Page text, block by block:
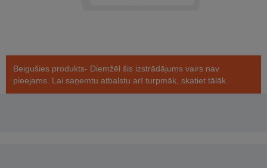
Beigušies produkts- Diemžēl šis izstrādājums vairs nav
pieejams. Lai saņemtu atbalstu arī turpmāk, skatiet tālāk.